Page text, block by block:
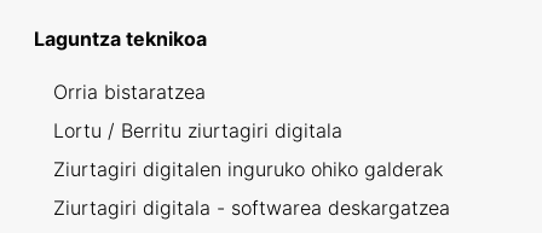
Laguntza teknikoa
Orria bistaratzea
Lortu / Berritu ziurtagiri digitala
Ziurtagiri digitalen inguruko ohiko galderak
Ziurtagiri digitala - softwarea deskargatzea